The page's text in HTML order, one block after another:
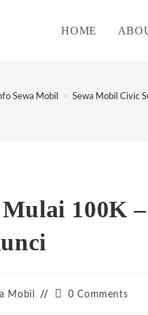
HOME
Sewa Mobil > Sewa Mobil Civic
100K
Mobil
Post0 Comments